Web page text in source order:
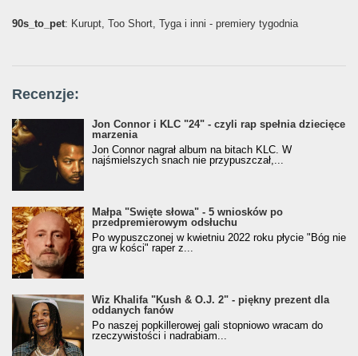
90s_to_pet: Kurupt, Too Short, Tyga i inni - premiery tygodnia
Recenzje:
Jon Connor i KLC "24" - czyli rap spełnia dziecięce
marzenia
Jon Connor nagrał album na bitach KLC. W
najśmielszych snach nie przypuszczał,...
Małpa "Święte słowa" - 5 wniosków po
przedpremierowym odsłuchu
Po wypuszczonej w kwietniu 2022 roku płycie "Bóg nie
gra w kości" raper z...
Wiz Khalifa "Kush & O.J. 2" - piękny prezent dla
oddanych fanów
Po naszej popkillerowej gali stopniowo wracam do
rzeczywistości i nadrabiam...